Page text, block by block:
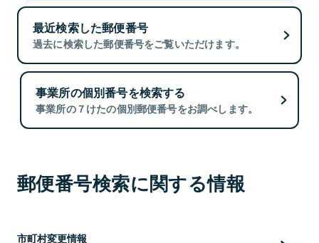
最近検索した郵便番号
過去に検索した郵便番号をご覧いただけます。
事業所の個別番号を検索する
事業所の７けたの個別郵便番号をお調べします。
郵便番号検索に関する情報
市町村変更情報